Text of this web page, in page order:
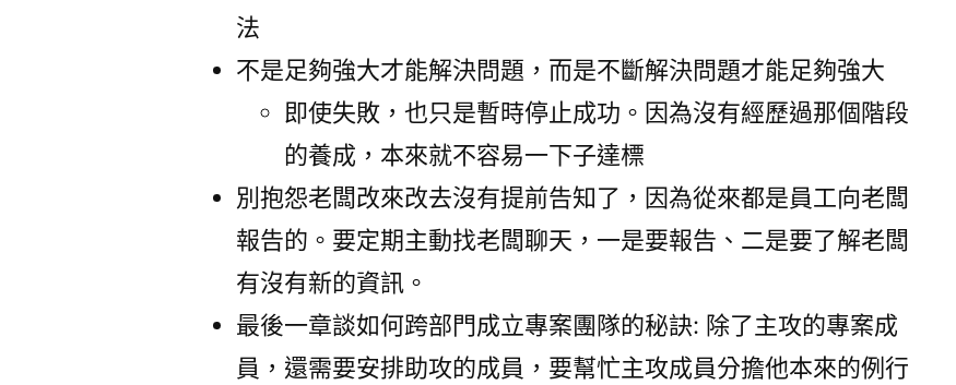
法
不是足夠強大才能解決問題，而是不斷解決問題才能足夠強大
即使失敗，也只是暫時停止成功。因為沒有經歷過那個階段
的養成，本來就不容易一下子達標
別抱怨老闆改來改去沒有提前告知了，因為從來都是員工向老闆
報告的。要定期主動找老闆聊天，一是要報告、二是要了解老闆
有沒有新的資訊。
最後一章談如何跨部門成立專案團隊的秘訣: 除了主攻的專案成
員，還需要安排助攻的成員，要幫忙主攻成員分擔他本來的例行